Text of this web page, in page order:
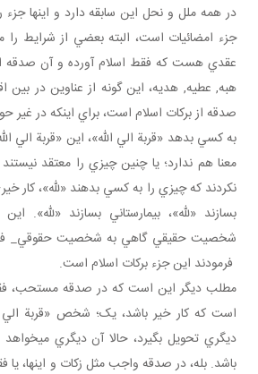
در همه ملل و نحل اين سابقه دارد و اينها
جزء امضائيات است، البته بعضي از شرايط را
عقدي هست که فقط اسلام آورده و آن صدقه
هبه, عطيه, هديه، اين گونه از عناوين در بين
صدقه از برکات اسلام است، براي اينکه در غير
به کسي بدهد «قربة الي الله»، اين «قربة الي
معنا هم ندارد؛ يا چنين چيزي را معتقد نيستند
نکردند که چيزي را به کسي بدهند «لله»، کار
بسازند «لله»، بيمارستاني بسازند «لله».
شخصيت حقيقي گاهي به شخصيت حقوقي_
فرمودند اين جزء برکات اسلام است.
مطلب ديگر اين است که در صدقه مستحب،
است که کار خير باشد، يک؛ شخص «قربة الي
ديگري تحويل بگيرد، حالا آن ديگري مي
باشد. بله، در صدقه واجب مثل زکات و اينها، يا